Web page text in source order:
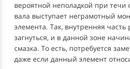
вероятной неполадкой при течи
вала выступает неграмотный
элемента. Так, внутренняя
загнуться, и в данной зоне
смазка. То есть, потребуется
даже если данный элемент